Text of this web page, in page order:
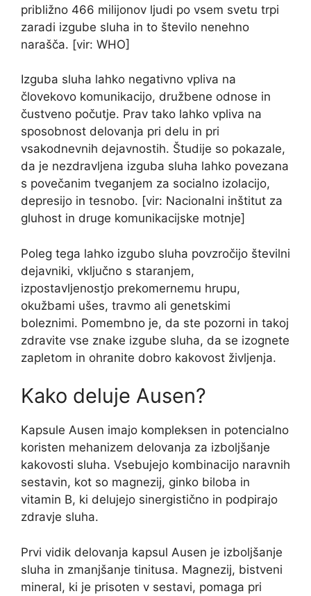
približno 466 milijonov ljudi po vsem svetu trpi
zaradi izgube sluha in to število nenehno
narašča. [vir: WHO]
Izguba sluha lahko negativno vpliva na
človekovo komunikacijo, družbene odnose in
čustveno počutje. Prav tako lahko vpliva na
sposobnost delovanja pri delu in pri
vsakodnevnih dejavnostih. Študije so pokazale,
da je nezdravljena izguba sluha lahko povezana
s povečanim tveganjem za socialno izolacijo,
depresijo in tesnobo. [vir: Nacionalni inštitut za
gluhost in druge komunikacijske motnje]
Poleg tega lahko izgubo sluha povzročijo številni
dejavniki, vključno s staranjem,
izpostavljenostjo prekomernemu hrupu,
okužbami ušes, travmo ali genetskimi
boleznimi. Pomembno je, da ste pozorni in takoj
zdravite vse znake izgube sluha, da se izognete
zapletom in ohranite dobro kakovost življenja.
Kako deluje Ausen?
Kapsule Ausen imajo kompleksen in potencialno
koristen mehanizem delovanja za izboljšanje
kakovosti sluha. Vsebujejo kombinacijo naravnih
sestavin, kot so magnezij, ginko biloba in
vitamin B, ki delujejo sinergistično in podpirajo
zdravje sluha.
Prvi vidik delovanja kapsul Ausen je izboljšanje
sluha in zmanjšanje tinitusa. Magnezij, bistveni
mineral, ki je prisoten v sestavi, pomaga pri